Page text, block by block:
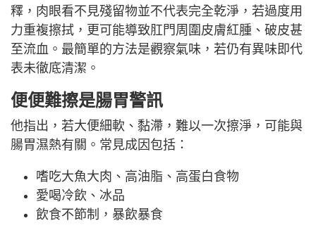
釋，肉眼看不見殘留物並不代表完全乾淨，若過度用
力重複擦拭，更可能導致肛門周圍皮膚紅腫、破皮甚
至流血。最簡單的方法是觀察氣味，若仍有異味即代
表未徹底清潔。
便便難擦是腸胃警訊
他指出，若大便細軟、黏滯，難以一次擦淨，可能與
腸胃濕熱有關。常見成因包括：
嗜吃大魚大肉、高油脂、高蛋白食物
愛喝冷飲、冰品
飲食不節制，暴飲暴食